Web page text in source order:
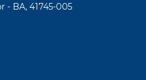
- BA, 41745-005